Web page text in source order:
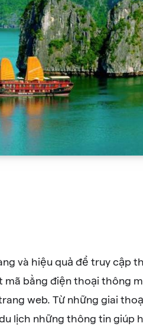
và hiệu quả để truy cập
bằng điện thoại thông
web. Từ những giai
lịch những thông tin giúp